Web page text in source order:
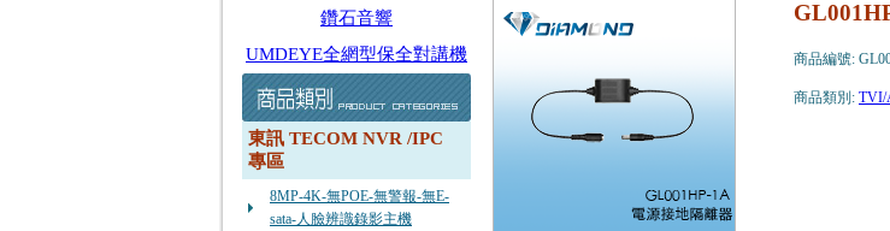
鑽石音響
UMDEYE全網型保全對講機
東訊 TECOM NVR /IPC
專區
8MP-4K-無POE-無警報-無E-
sata-人臉辨識錄影主機
商品編號:
商品類別: TVI/